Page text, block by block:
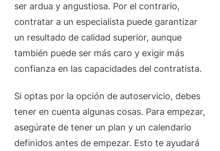
ser ardua y angustiosa. Por el contrario,
contratar a un especialista puede garantizar
un resultado de calidad superior, aunque
también puede ser más caro y exigir más
confianza en las capacidades del contratista.
Si optas por la opción de autoservicio, debes
tener en cuenta algunas cosas. Para empezar,
asegúrate de tener un plan y un calendario
definidos antes de empezar. Esto te ayudará